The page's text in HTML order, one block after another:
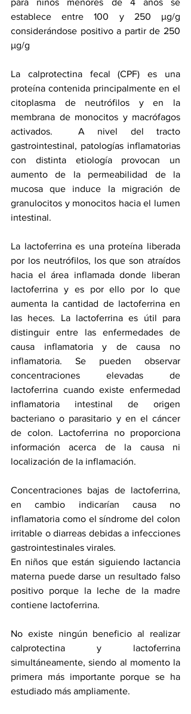
para niños menores de 4 años se
establece entre 100 y 250 μg/g
considerándose positivo a partir de 250
μg/g
La calprotectina fecal (CPF) es una
proteína contenida principalmente en el
citoplasma de neutrófilos y en la
membrana de monocitos y macrófagos
activados.  A nivel del tracto
gastrointestinal, patologías inflamatorias
con distinta etiología provocan un
aumento de la permeabilidad de la
mucosa que induce la migración de
granulocitos y monocitos hacia el lumen
intestinal.
La lactoferrina es una proteína liberada
por los neutrófilos, los que son atraídos
hacia el área inflamada donde liberan
lactoferrina y es por ello por lo que
aumenta la cantidad de lactoferrina en
las heces. La lactoferrina es útil para
distinguir entre las enfermedades de
causa inflamatoria y de causa no
inflamatoria. Se pueden observar
concentraciones elevadas de
lactoferrina cuando existe enfermedad
inflamatoria intestinal de origen
bacteriano o parasitario y en el cáncer
de colon. Lactoferrina no proporciona
información acerca de la causa ni
localización de la inflamación.
Concentraciones bajas de lactoferrina,
en cambio indicarían causa no
inflamatoria como el síndrome del colon
irritable o diarreas debidas a infecciones
gastrointestinales virales.
En niños que están siguiendo lactancia
materna puede darse un resultado falso
positivo porque la leche de la madre
contiene lactoferrina.
No existe ningún beneficio al realizar
calprotectina y lactoferrina
simultáneamente, siendo al momento la
primera más importante porque se ha
estudiado más ampliamente.